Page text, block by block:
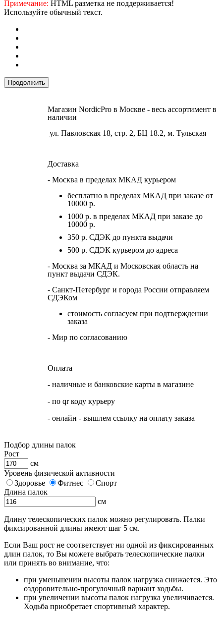
Примечание: HTML разметка не поддерживается!
Используйте обычный текст.
Продолжить
Магазин NordicPro в Москве - весь ассортимент в
наличии
ул. Павловская 18, стр. 2, БЦ 18.2, м. Тульская
Доставка
- Москва в пределах МКАД курьером
бесплатно в пределах МКАД при заказе от
10000 р.
1000 р. в пределах МКАД при заказе до
10000 р.
350 р. СДЭК до пункта выдачи
500 р. СДЭК курьером до адреса
- Москва за МКАД и Московская область на
пункт выдачи СДЭК.
- Санкт-Петербург и города России отправляем
СДЭКом
стоимость согласуем при подтверждении
заказа
- Мир по согласованию
Оплата
- наличные и банковские карты в магазине
- по qr коду курьеру
- онлайн - вышлем ссылку на оплату заказа
Подбор длины палок
Рост
см
Уровень физической активности
Здоровье
Фитнес
Спорт
Длина палок
см
Длину телескопических палок можно регулировать. Палки
фиксированной длины имеют шаг 5 см.
Если Ваш рост не соответствует ни одной из фиксированных
длин палок, то Вы можете выбрать телескопические палки
или принять во внимание, что:
при уменьшении высоты палок нагрузка снижается. Это
оздоровительно-прогулочный вариант ходьбы.
при увеличении высоты палок нагрузка увеличивается.
Ходьба приобретает спортивный характер.